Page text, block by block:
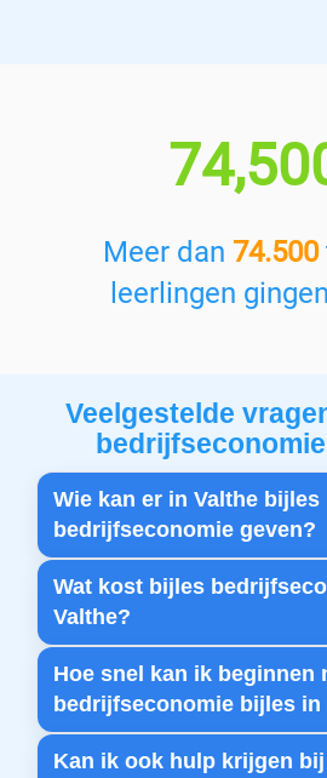
Meer dan 74.500
leerlingen
Veelgestelde
Wie kan er in Valthe bijles
bedrijfseconomie geven?
Wat kost bijles
Valthe?
Hoe snel kan ik beginnen
bedrijfseconomie bijles in
Kan ik ook hulp krijgen